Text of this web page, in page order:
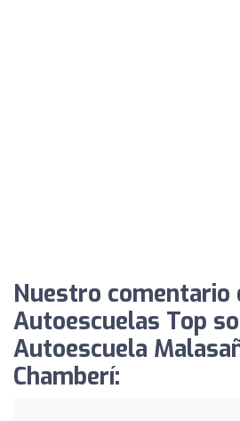
Nuestro comentario
Autoescuelas Top
Autoescuela
Chamberí: